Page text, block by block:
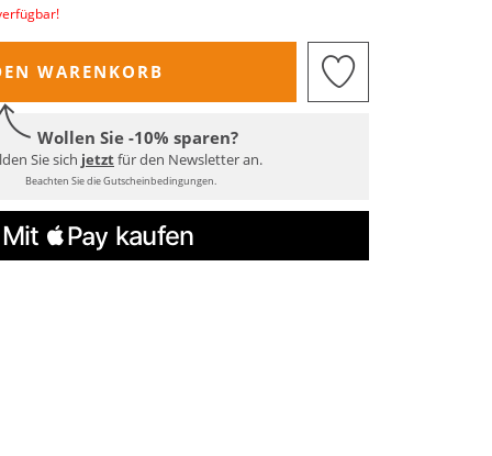
WARENKORB
Wollen Sie -10% sparen?
Sie sich jetztfür den Newsletter an.
Beachten Sie die Gutscheinbedingungen.